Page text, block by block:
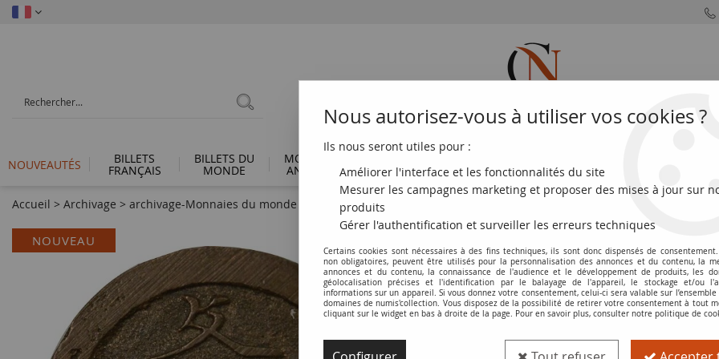
NOUVEAUTÉS BILLETS
FRANÇAIS
BILLETS DU
MONDE
MONNAIES
ANTIQUES FRANÇAISES DU MONDE EUROS
Accueil > Archivage > archivage-Monnaies du monde Japon 4 Mon, Bunkyu Eiho, Cursif - 1863 / 1868 Asakusabashi
NOUVEAU
Pièce Japon 4 Mon, Bunkyu Eiho,
Réf. :NCP6108
Nous autorisez-vous à utiliser vos cookies ?
Ils nous seront utiles pour :
Améliorer l'interface et les fonctionnalités du site
Mesurer les campagnes marketing et proposer des mises à jour sur
produits
Gérer l'authentification et surveiller les erreurs techniques
Certains cookies sont nécessaires à des fins techniques, ils sont donc dispensés de
non obligatoires, peuvent être utilisés pour la personnalisation des annonces et du contenu, la
annonces et du contenu, la connaissance de l'audience et le développement de produits, les
géolocalisation précises et l'identification par le balayage de l'appareil, le stockage et/ou
informations sur un appareil. Si vous donnez votre consentement, celui-ci sera valable sur l’ensemble
domaines de numis'collection. Vous disposez de la possibilité de retirer votre consentement à tout
cliquant sur le widget en bas à droite de la page. Pour en savoir plus, consulter notre politique de